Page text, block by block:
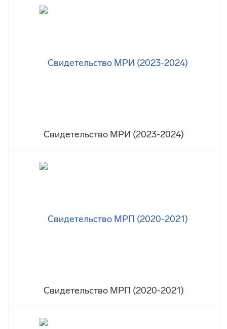
Свидетельство МРИ (2023-2024)
Свидетельство МРП (2020-2021)